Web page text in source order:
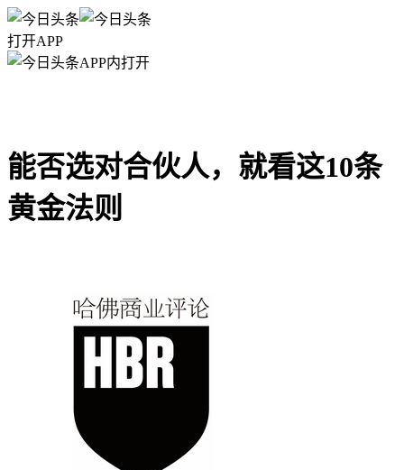
打开APP
APP内打开
能否选对合伙人，就看这10条
黄金法则